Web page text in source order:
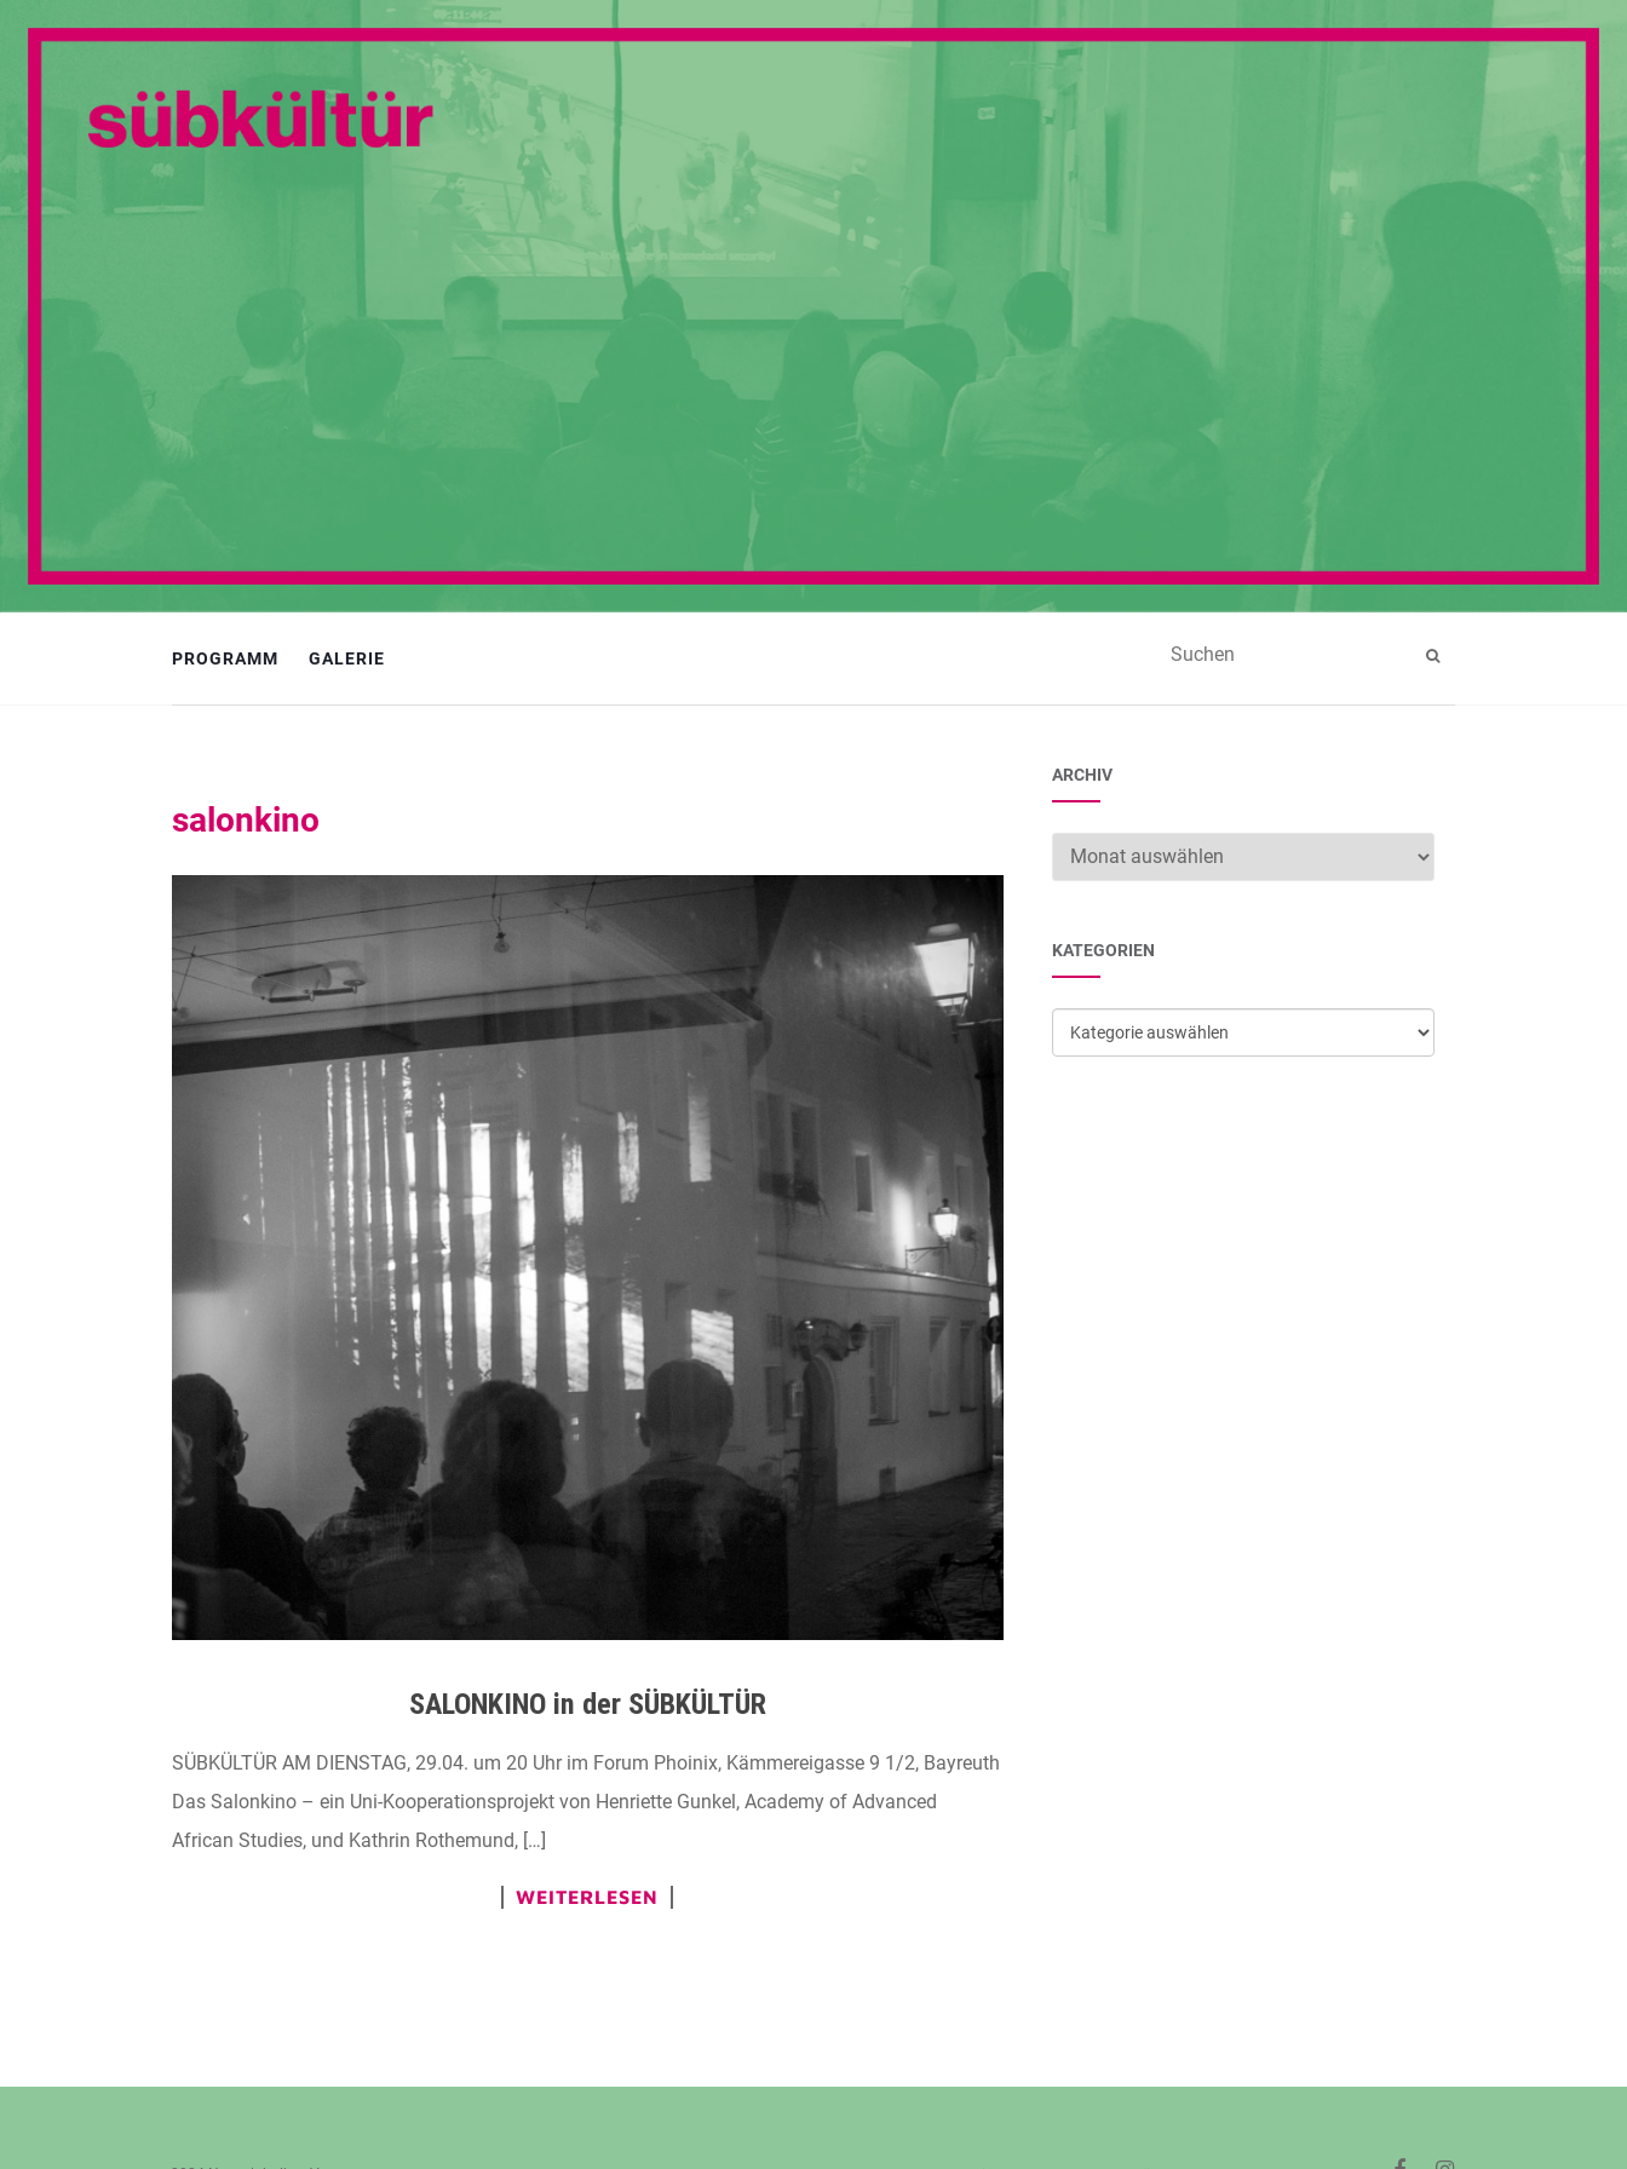
PROGRAMM GALERIE
salonkino
SALONKINO in der SÜBKÜLTÜR
SÜBKÜLTÜR AM DIENSTAG, 29.04. um 20 Uhr im Forum Phoinix, Kämmereigasse 9 1/2, Bayreuth
Das Salonkino – ein Uni-Kooperationsprojekt von Henriette Gunkel, Academy of Advanced
African Studies, und Kathrin Rothemund, […]
WEITERLESEN
ARCHIV
Archiv
KATEGORIEN
Kategorien